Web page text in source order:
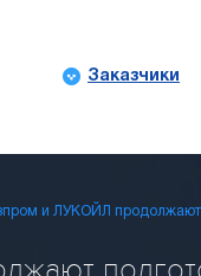
Заказчики
и ЛУКОЙЛ